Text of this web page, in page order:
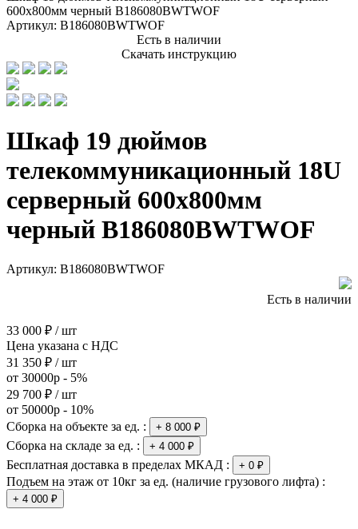
600x800мм черный B186080BWTWOF
Артикул: B186080BWTWOF
Есть в наличии
Скачать инструкцию
Шкаф 19 дюймов
телекоммуникационный 18U
серверный 600x800мм
черный B186080BWTWOF
Артикул: B186080BWTWOF
Есть в наличии
33 000 ₽ / шт
Цена указана с НДС
31 350 ₽ / шт
от 30000р - 5%
29 700 ₽ / шт
от 50000р - 10%
Сборка на объекте за ед. :
+ 8 000 ₽
Сборка на складе за ед. : + 4 000 ₽
Бесплатная доставка в пределах МКАД : + 0 ₽
Подъем на этаж от 10кг за ед. (наличие грузового лифта) :
+ 4 000 ₽